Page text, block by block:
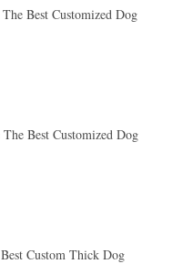
Best Customized Dog
Best Customized Dog
Custom Thick Dog